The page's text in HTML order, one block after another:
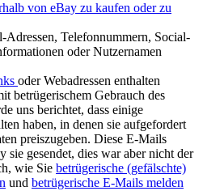
von eBay zu kaufen oder zu
Telefonnummern, Social-
oder Nutzernamen
oder Webadressen enthalten
betrügerischem Gebrauch des
uns berichtet, dass einige
haben, in denen sie aufgefordert
preiszugeben. Diese E-Mails
sie gesendet, dies war aber nicht der
wie Sie betrügerische (gefälschte)
und betrügerische E-Mails melden